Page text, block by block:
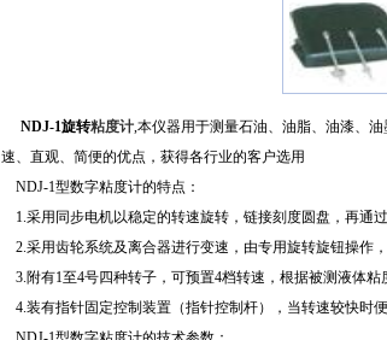
NDJ-1旋转粘度计,本仪器用于测量石油、油脂、油漆、
速、直观、简便的优点，获得各行业的客户选用
NDJ-1型数字粘度计的特点：
1.采用同步电机以稳定的转速旋转，链接刻度圆盘，再通过
2.采用齿轮系统及离合器进行变速，由专用旋转旋钮操作
3.附有1至4号四种转子，可预置4档转速，根据被测液体粘
4.装有指针固定控制装置（指针控制杆），当转速较快时便